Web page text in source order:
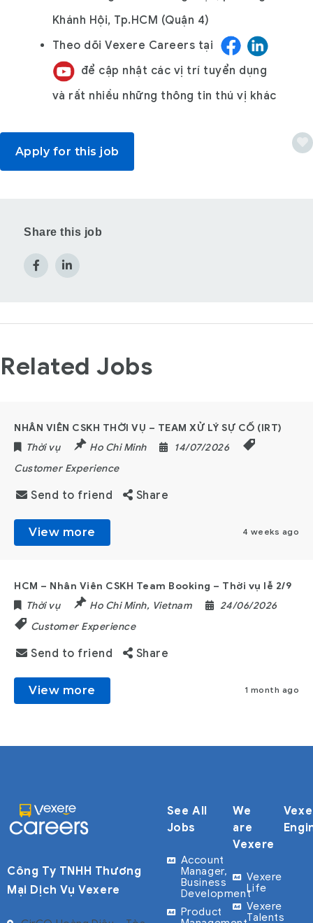
Khánh Hội, Tp.HCM (Quận 4)
Theo dõiVexere Careers tại
để cập nhật các vị trí tuyển dụng
và rất nhiều những thông tin thú vị khác
Apply for this job
Share this job
Related Jobs
NHÂN VIÊN CSKH THỜI VỤ – TEAM XỬ LÝ SỰ CỐ (IRT)
Thời vụ
Ho Chi Minh
14/07/2026
Customer Experience
Send to friend Share
View more 4 weeks ago
HCM – Nhân Viên CSKH Team Booking – Thời vụ lễ 2/9
Thời vụ
Ho Chi Minh, Vietnam
24/06/2026
Customer Experience
Send to friend Share
View more 1 month ago
Công Ty TNHH Thương
Mại Dịch Vụ Vexere
See All
Jobs
Account
Manager,
Business
Development
Product
We
are
Vexere
Vexere
Life
Vexere
Talents